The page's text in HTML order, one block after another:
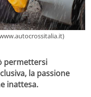
permettersi
la passione
inattesa.